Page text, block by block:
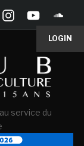
LOGIN
service du